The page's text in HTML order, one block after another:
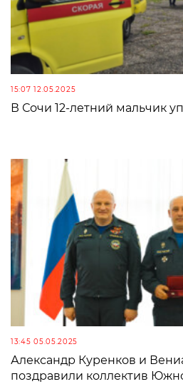
15:07 12.05.2025
В Сочи 12-летний мальчик
13:45 05.05.2025
Александр Куренков и
поздравили коллектив